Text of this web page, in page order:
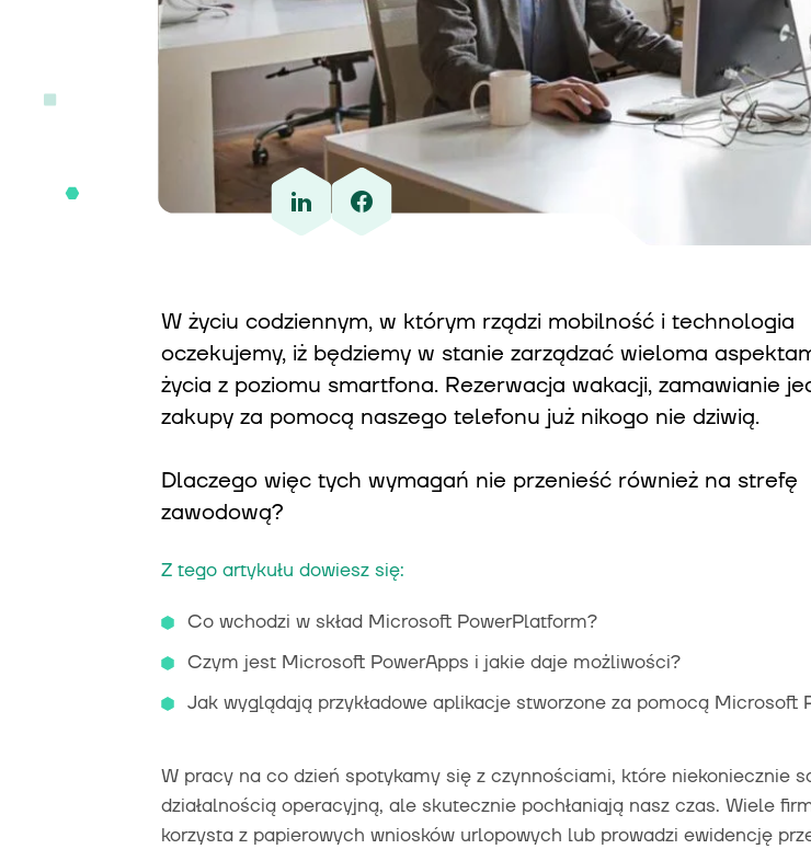
W życiu codziennym, w którym rządzi mobilność i technologia
oczekujemy, iż będziemy w stanie zarządzać wieloma
życia z poziomu smartfona. Rezerwacja wakacji, zamawianie
zakupy za pomocą naszego telefonu już nikogo nie dziwią.
Dlaczego więc tych wymagań nie przenieść również na strefę
zawodową?
Z tego artykułu dowiesz się:
Co wchodzi w skład Microsoft PowerPlatform?
Czym jest Microsoft PowerApps i jakie daje możliwości?
Jak wyglądają przykładowe aplikacje stworzone za pomocą Microsoft
W pracy na co dzień spotykamy się z czynnościami, które niekoniecznie
działalnością operacyjną, ale skutecznie pochłaniają nasz czas. Wiele
korzysta z papierowych wniosków urlopowych lub prowadzi ewidencję